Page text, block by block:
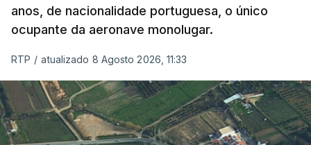
anos, de nacionalidade portuguesa, o único
ocupante da aeronave monolugar.
RTP / atualizado 8 Agosto 2026, 11:33